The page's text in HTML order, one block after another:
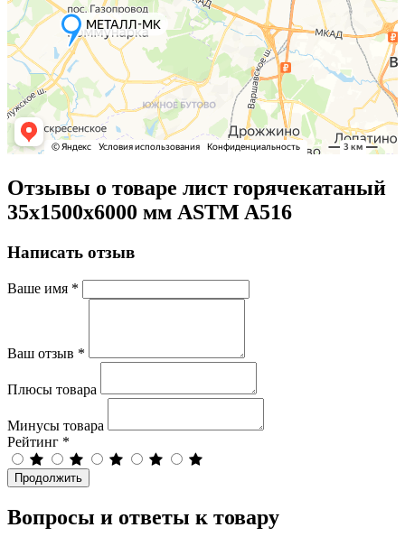
Отзывы о товаре лист горячекатаный
35х1500х6000 мм ASTM A516
Написать отзыв
Ваше имя *
Ваш отзыв *
Плюсы товара
Минусы товара
Рейтинг *
Продолжить
Вопросы и ответы к товару